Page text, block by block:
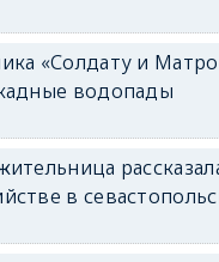
«Солдату и
водопады
в